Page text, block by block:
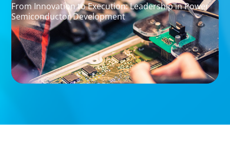
From Innovation to Execution: Leadership in Power
Semiconductor Development